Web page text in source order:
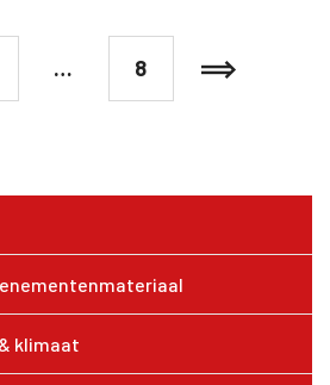
klimaat
… 8